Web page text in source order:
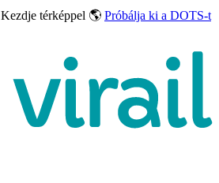
Kezdje térképpel 🌎 Próbálja ki a DOTS-t